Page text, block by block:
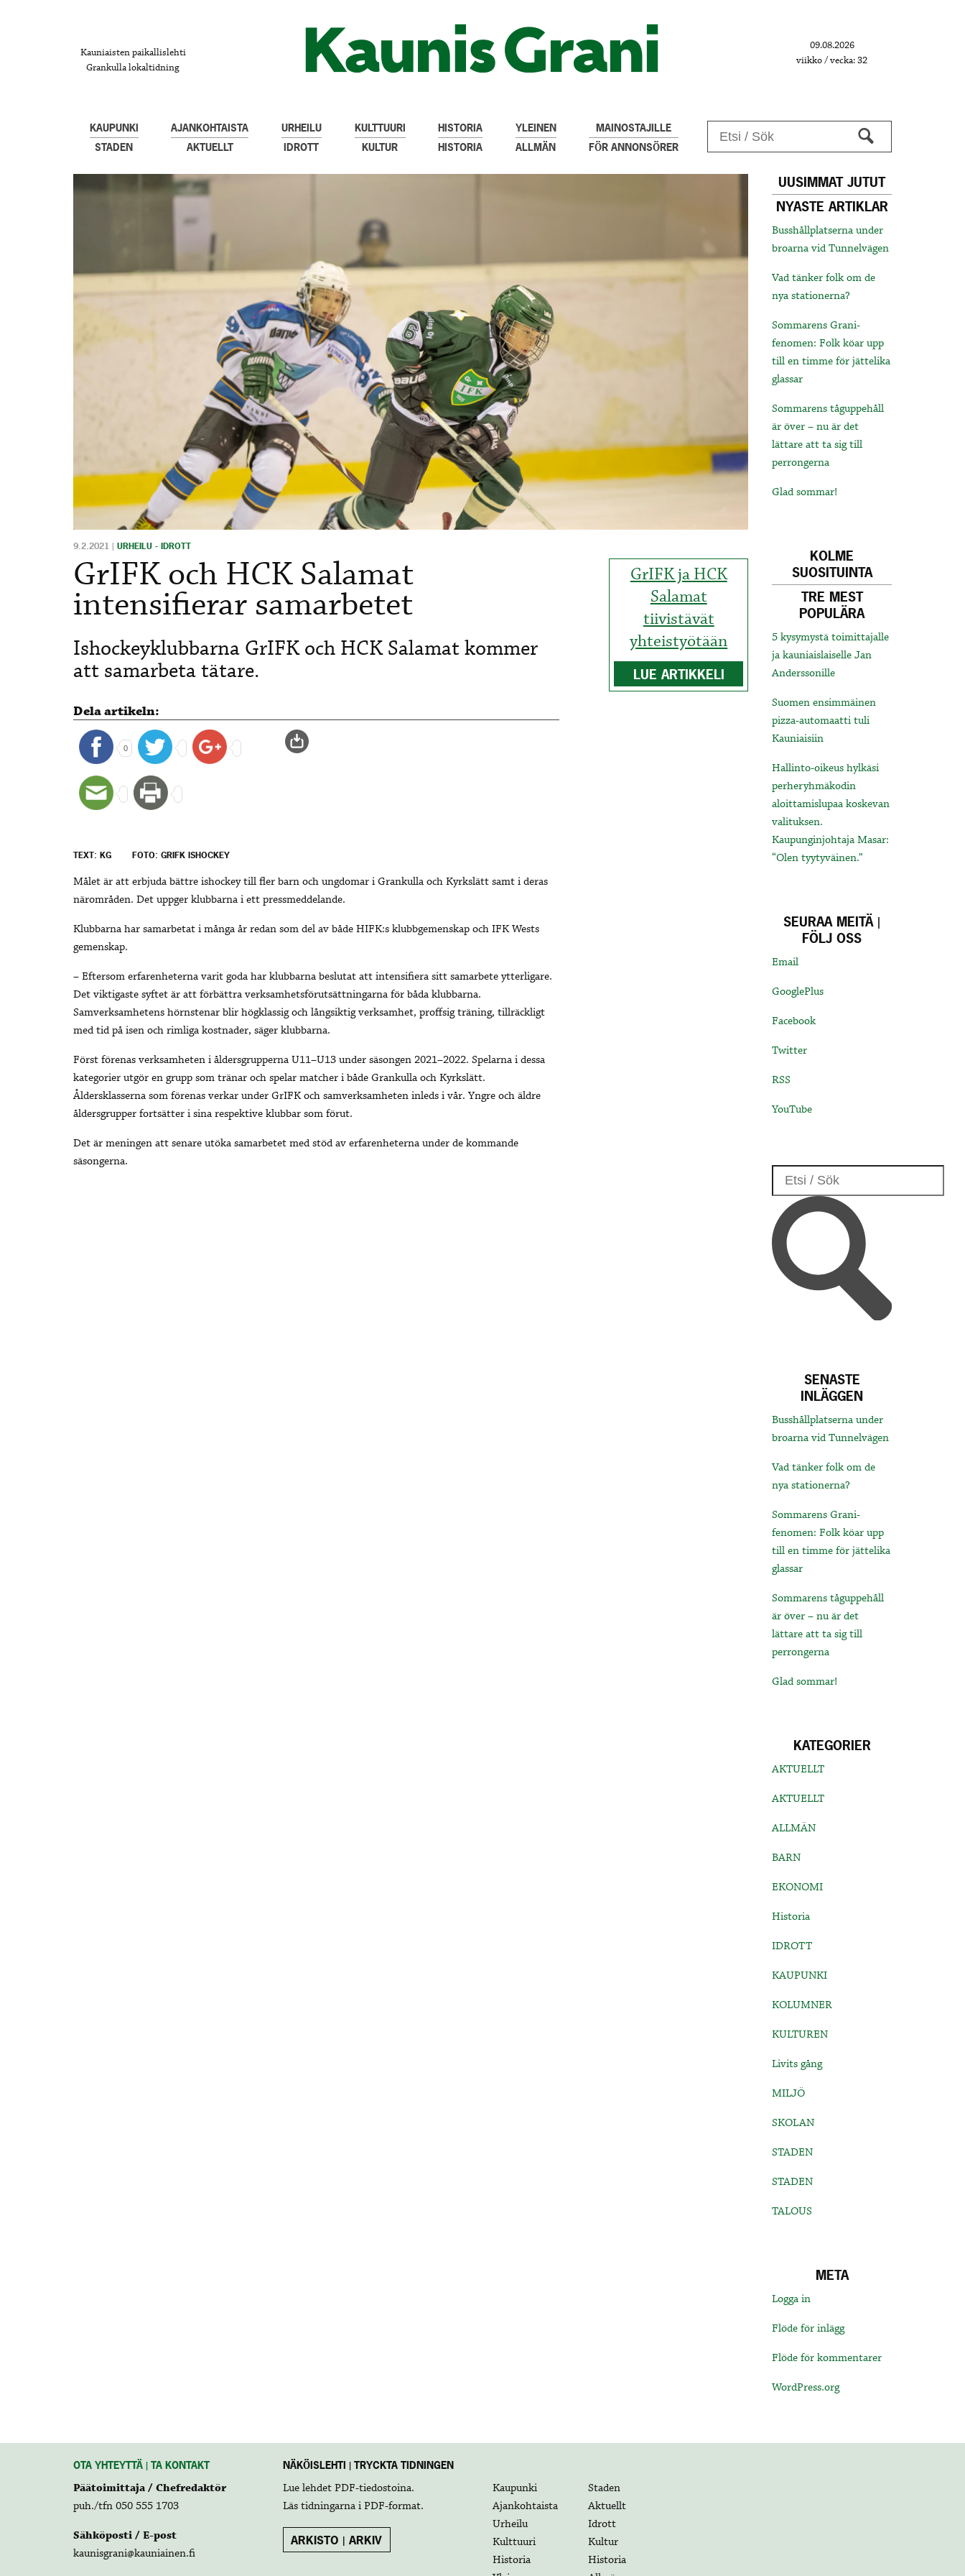
Kauniaisten paikallislehti
Grankulla lokaltidning
09.08.2026
viikko / vecka: 32
KAUPUNKI
STADEN
AJANKOHTAISTA
AKTUELLT
URHEILU
IDROTT
KULTTUURI
KULTUR
HISTORIA
HISTORIA
YLEINEN
ALLMÄN
MAINOSTAJILLE
FÖR ANNONSÖRER
GrIFK ja HCK
Salamat
tiivistävät
yhteistyötään
LUE ARTIKKELI
9.2.2021 | URHEILU - IDROTT
GrIFK och HCK Salamat
intensifierar samarbetet
Ishockeyklubbarna GrIFK och HCK Salamat kommer
att samarbeta tätare.
Dela artikeln:
0
TEXT: KG FOTO: GRIFK ISHOCKEY
Målet är att erbjuda bättre ishockey till fler barn och ungdomar i Grankulla och Kyrkslätt samt i deras
närområden. Det uppger klubbarna i ett pressmeddelande.
Klubbarna har samarbetat i många år redan som del av både HIFK:s klubbgemenskap och IFK Wests
gemenskap.
– Eftersom erfarenheterna varit goda har klubbarna beslutat att intensifiera sitt samarbete ytterligare.
Det viktigaste syftet är att förbättra verksamhetsförutsättningarna för båda klubbarna.
Samverksamhetens hörnstenar blir högklassig och långsiktig verksamhet, proffsig träning, tillräckligt
med tid på isen och rimliga kostnader, säger klubbarna.
Först förenas verksamheten i åldersgrupperna U11–U13 under säsongen 2021–2022. Spelarna i dessa
kategorier utgör en grupp som tränar och spelar matcher i både Grankulla och Kyrkslätt.
Åldersklasserna som förenas verkar under GrIFK och samverksamheten inleds i vår. Yngre och äldre
åldersgrupper fortsätter i sina respektive klubbar som förut.
Det är meningen att senare utöka samarbetet med stöd av erfarenheterna under de kommande
säsongerna.
UUSIMMAT JUTUT
NYASTE ARTIKLAR
Busshållplatserna under
broarna vid Tunnelvägen
Vad tänker folk om de
nya stationerna?
Sommarens Grani-
fenomen: Folk köar upp
till en timme för jättelika
glassar
Sommarens tåguppehåll
är över – nu är det
lättare att ta sig till
perrongerna
Glad sommar!
KOLME
SUOSITUINTA
TRE MEST
POPULÄRA
5 kysymystä toimittajalle
ja kauniaislaiselle Jan
Anderssonille
Suomen ensimmäinen
pizza-automaatti tuli
Kauniaisiin
Hallinto-oikeus hylkäsi
perheryhmäkodin
aloittamislupaa koskevan
valituksen.
Kaupunginjohtaja Masar:
“Olen tyytyväinen.”
SEURAA MEITÄ |
FÖLJ OSS
Email
GooglePlus
Facebook
Twitter
RSS
YouTube
SENASTE
INLÄGGEN
Busshållplatserna under
broarna vid Tunnelvägen
Vad tänker folk om de
nya stationerna?
Sommarens Grani-
fenomen: Folk köar upp
till en timme för jättelika
glassar
Sommarens tåguppehåll
är över – nu är det
lättare att ta sig till
perrongerna
Glad sommar!
KATEGORIER
AKTUELLT
AKTUELLT
ALLMÄN
BARN
EKONOMI
Historia
IDROTT
KAUPUNKI
KOLUMNER
KULTUREN
Livits gång
MILJÖ
SKOLAN
STADEN
STADEN
TALOUS
META
Logga in
Flöde för inlägg
Flöde för kommentarer
WordPress.org
OTA YHTEYTTÄ | TA KONTAKT
Päätoimittaja / Chefredaktör
puh./tfn 050 555 1703
Sähköposti / E-post
kaunisgrani@kauniainen.fi
NÄKÖISLEHTI | TRYCKTA TIDNINGEN
Lue lehdet PDF-tiedostoina.
Läs tidningarna i PDF-format.
ARKISTO | ARKIV
Kaupunki
Staden
Ajankohtaista
Aktuellt
Urheilu
Idrott
Kulttuuri
Kultur
Historia
Historia